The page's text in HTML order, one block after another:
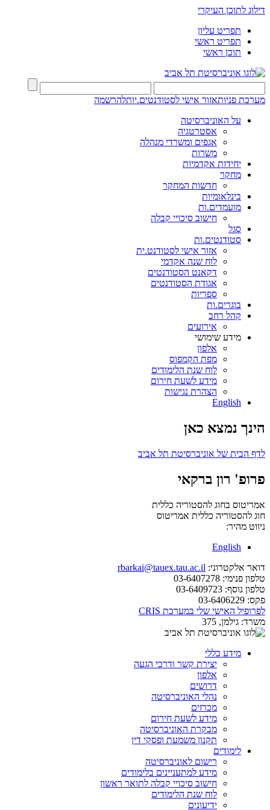
דילוג לתוכן העיקרי
תפריט עליון
תפריט ראשי
תוכן ראשי
מערכת פניותאזור אישי לסטודנטים.יותלהרשמה
על האוניברסיטה
אסטרטגיה
אגפים ומשרדי מנהלה
משרות
יחידות אקדמיות
מחקר
חדשות המחקר
בינלאומיות
מועמדים.ות
חישוב סיכויי קבלה
סגל
סטודנטים.ות
אזור אישי לסטודנט.ית
לוח שנה אקדמי
דקאנט הסטודנטים
אגודת הסטודנטים
ספריות
בוגרים.ות
קהל רחב
אירועים
מידע שימושי
אלפון
מפת הקמפוס
לוח שנת הלימודים
מידע לשעת חירום
הצהרת נגישות
English
הינך נמצא כאן
לדף הבית של אוניברסיטת תל אביב
פרופ' רון ברקאי
אמריטוס בחוג להסטוריה כללית
חוג להסטוריה כללית אמריטוס
ניווט מהיר:
English
דואר אלקטרוני: rbarkai@tauex.tau.ac.il
טלפון פנימי:
טלפון נוסף:
פקס:
לפרופיל האישי שלי במערכת CRIS
משרד: גילמן, 375
מידע כללי
יצירת קשר ודרכי הגעה
אלפון
דרושים
נהלי האוניברסיטה
מכרזים
מידע לשעת חירום
מבקרת האוניברסיטה
תקנון משמעת ופסקי דין
לימודים
רישום לאוניברסיטה
מידע למתעניינים בלימודים
חישוב סיכויי קבלה לתואר ראשון
לוח שנת הלימודים
ידיעונים